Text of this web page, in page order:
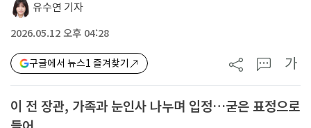
유수연 기자
2026.05.12 오후 04:28
구글에서 뉴스1 즐겨찾기 가
이 전 장관, 가족과 눈인사 나누며 입정…굳은 표정으로